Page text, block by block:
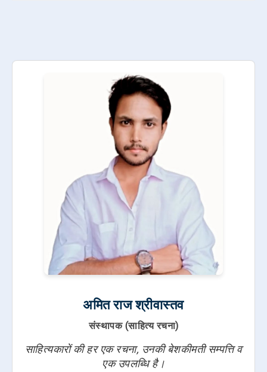
अमित राज श्रीवास्तव
संस्थापक (साहित्य रचना)
साहित्यकारों की हर एक रचना, उनकी बेशकीमती सम्पत्ति व
एक उपलब्धि है।